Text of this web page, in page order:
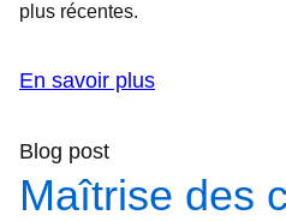
plus récentes.
En savoir plus
Blog post
Maîtrise des